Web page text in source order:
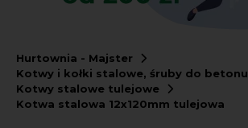
Hurtownia - Majster
Kotwy i kołki stalowe, śruby do betonu
Kotwy stalowe tulejowe
Kotwa stalowa 12x120mm tulejowa